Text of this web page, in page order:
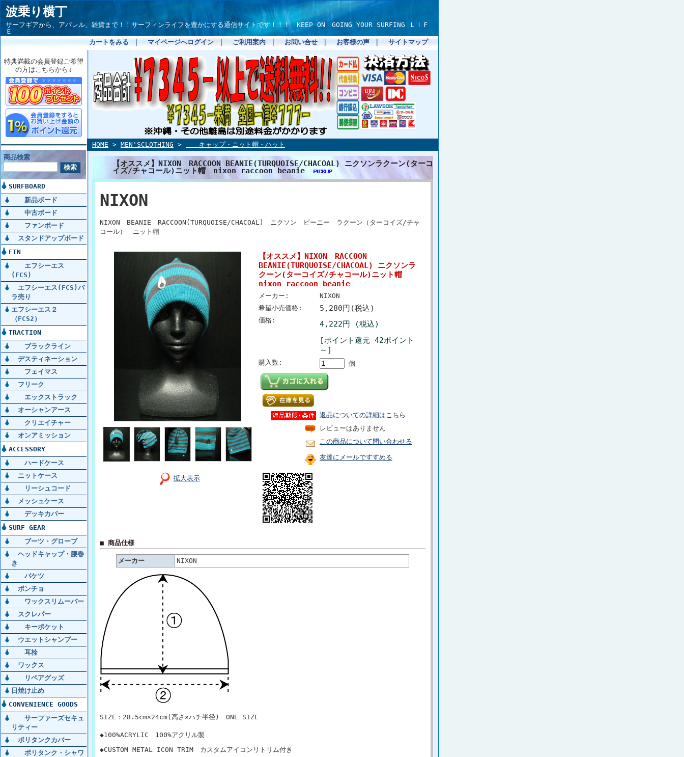
波乗り横丁
サーフギアから、アパレル、雑貨まで！！サーフィンライフを豊かにする通信サイトです！！！ KEEP ON GOING YOUR SURFING ＬＩＦ
Ｅ
カートをみる
マイページへログイン ご利用案内 お問い合せ お客様の声 サイトマップ
特典満載の会員登録ご希望
の方はこちらから↓
商品検索
SURFBOARD
新品ボード
中古ボード
ファンボード
スタンドアップボード
FIN
エフシーエス
(FCS)
エフシーエス(FCS)バ
ラ売り
エフシーエス２
（FCS2）
TRACTION
ブラックライン
デスティネーション
フェイマス
フリーク
エックストラック
オーシャンアース
クリエイチャー
オンアミッション
ACCESSORY
ハードケース
ニットケース
リーシュコード
メッシュケース
デッキカバー
SURF GEAR
ブーツ・グローブ
ヘッドキャップ・腰巻
き
バケツ
ポンチョ
ワックスリムーバー
スクレパー
キーポケット
ウエットシャンプー
耳栓
ワックス
リペアグッズ
日焼け止め
CONVENIENCE GOODS
サーファーズセキュ
リティー
ポリタンクカバー
ポリタンク・シャワ
HOME > MEN'SCLOTHING > キャップ・ニット帽・ハット
【オススメ】NIXON RACCOON BEANIE(TURQUOISE/CHACOAL) ニクソンラクーン(ターコ
イズ/チャコール)ニット帽 nixon raccoon beanie
NIXON
NIXON BEANIE RACCOON(TURQUOISE/CHACOAL) ニクソン ビーニー ラクーン（ターコイズ/チャ
コール） ニット帽
拡大表示
【オススメ】NIXON RACCOON
BEANIE(TURQUOISE/CHACOAL) ニクソンラ
クーン(ターコイズ/チャコール)ニット帽
nixon raccoon beanie
メーカー:
NIXON
希望小売価格:
5,280円(税込)
価格:
4,222円 (税込)
[ポイント還元 42ポイント
～]
購入数: 個
返品についての詳細はこちら
レビューはありません
この商品について問い合わせる
友達にメールですすめる
■ 商品仕様
メーカー NIXON
SIZE：28.5cm×24cm(高さ×ハチ半径) ONE SIZE
◆100%ACRYLIC 100%アクリル製
◆CUSTOM METAL ICON TRIM カスタムアイコンリトリム付き